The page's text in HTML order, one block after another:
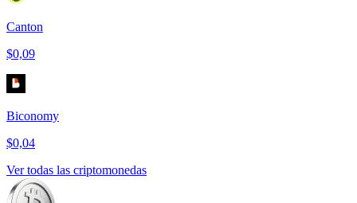
Canton
$0,09
Biconomy
$0,04
Ver todas las criptomonedas